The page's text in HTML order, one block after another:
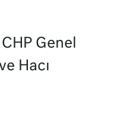
Genel
Hacı